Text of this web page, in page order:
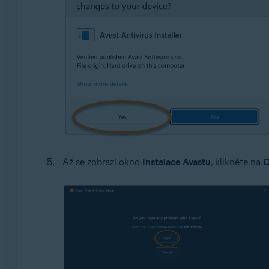
Až se zobrazí okno Instalace Avastu, klikněte na